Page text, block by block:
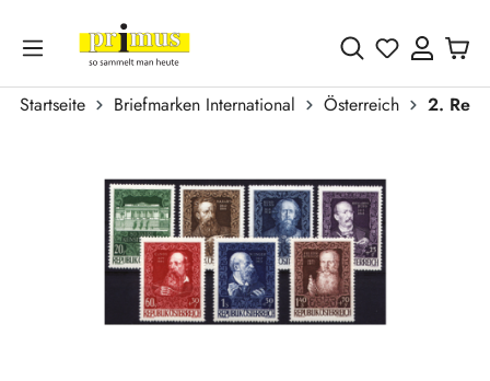
Zum Hauptinhalt springen
Du hast 0
Startseite Briefmarken International Österreich
2.